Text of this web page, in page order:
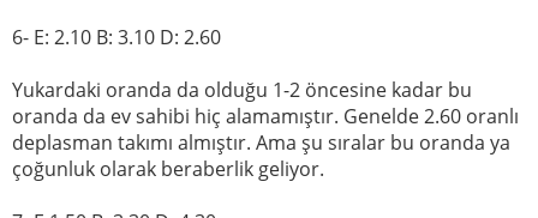
6- E: 2.10 B: 3.10 D: 2.60
Yukardaki oranda da olduğu 1-2 öncesine kadar bu
oranda da ev sahibi hiç alamamıştır. Genelde 2.60 oranlı
deplasman takımı almıştır. Ama şu sıralar bu oranda ya
çoğunluk olarak beraberlik geliyor.